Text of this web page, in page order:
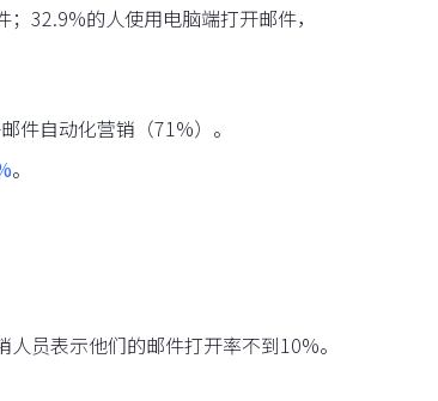
32.9%的人使用电脑端打开邮件，
件自动化营销（71%）。
。
员表示他们的邮件打开率不到10%。